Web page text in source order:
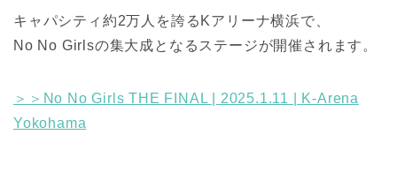
キャパシティ約2万人を誇るKアリーナ横浜で、
No No Girlsの集大成となるステージが開催されます。
＞＞No No Girls THE FINAL | 2025.1.11 | K-Arena
Yokohama